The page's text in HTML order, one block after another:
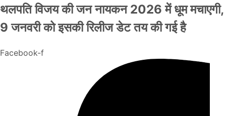
थलपति विजय की जन नायकन 2026 में धूम मचाएगी,
9 जनवरी को इसकी रिलीज डेट तय की गई है
Facebook-f